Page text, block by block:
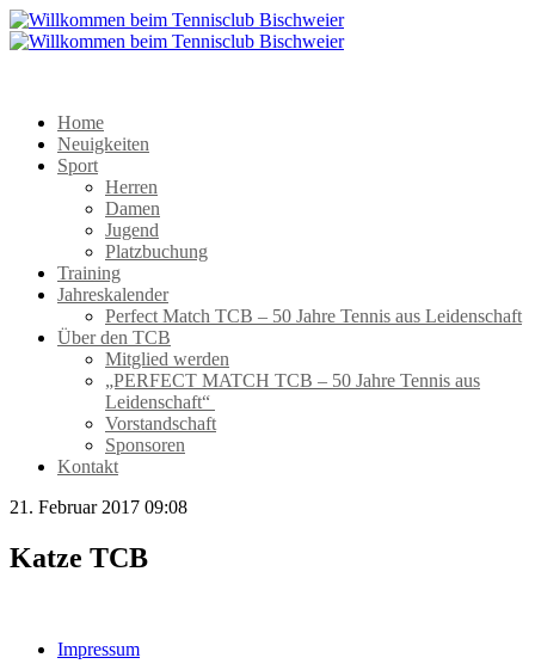
Home
Neuigkeiten
Sport
Herren
Damen
Jugend
Platzbuchung
Training
Jahreskalender
Perfect Match TCB – 50 Jahre Tennis aus Leidenschaft
Über den TCB
Mitglied werden
„PERFECT MATCH TCB – 50 Jahre Tennis aus
Leidenschaft“
Vorstandschaft
Sponsoren
Kontakt
21. Februar 2017 09:08
Katze TCB
Impressum